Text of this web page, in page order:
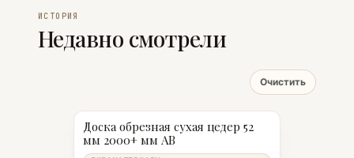
ИСТОРИЯ
Недавно смотрели
Очистить
Доска обрезная сухая цедер 52
мм 2000+ мм АВ